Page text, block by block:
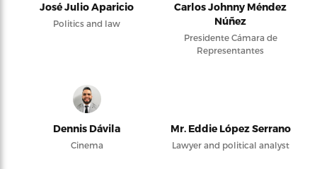
José Julio Aparicio
Politics and law
Carlos Johnny Méndez
Núñez
Presidente Cámara de
Representantes
Dennis Dávila
Cinema
Mr. Eddie López Serrano
Lawyer and political analyst